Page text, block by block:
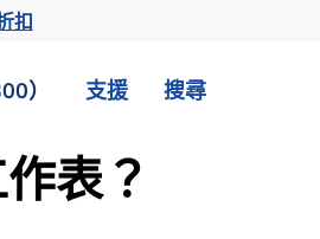
扣
） 支援 搜尋
表？